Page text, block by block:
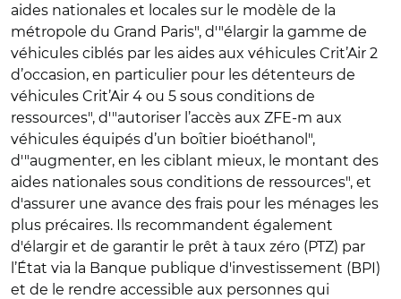
aides nationales et locales sur le modèle de la
métropole du Grand Paris", d'"élargir la gamme de
véhicules ciblés par les aides aux véhicules Crit’Air 2
d’occasion, en particulier pour les détenteurs de
véhicules Crit’Air 4 ou 5 sous conditions de
ressources", d'"autoriser l’accès aux ZFE-m aux
véhicules équipés d’un boîtier bioéthanol",
d'"augmenter, en les ciblant mieux, le montant des
aides nationales sous conditions de ressources", et
d'assurer une avance des frais pour les ménages les
plus précaires. Ils recommandent également
d'élargir et de garantir le prêt à taux zéro (PTZ) par
l’État via la Banque publique d'investissement (BPI)
et de le rendre accessible aux personnes qui